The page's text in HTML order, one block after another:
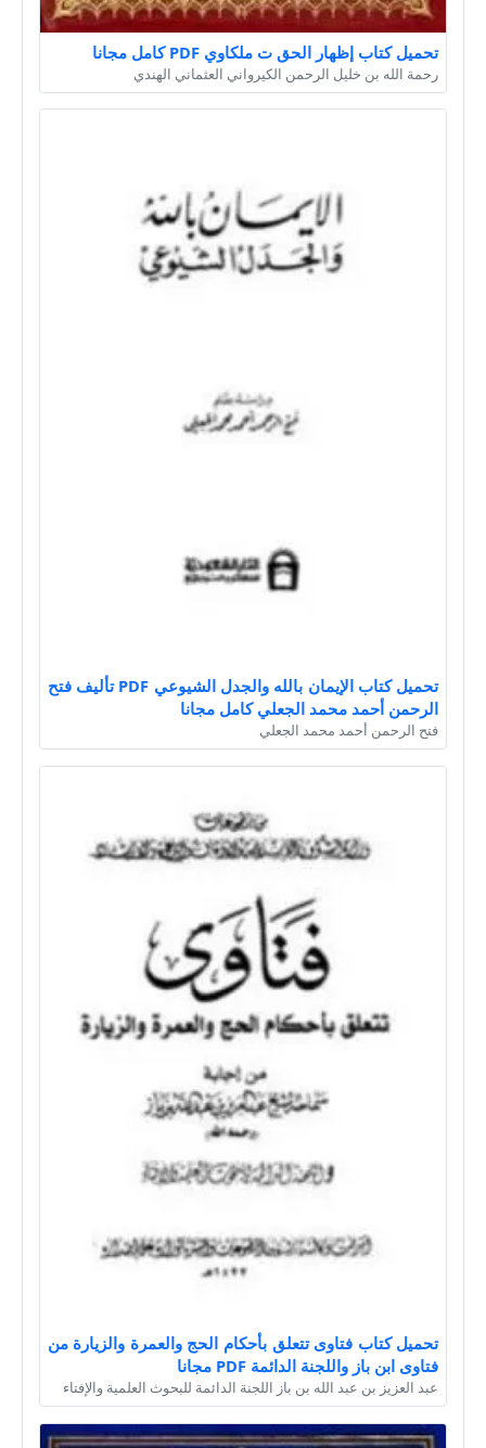
تحميل كتاب إظهار الحق ت ملكاوي PDF كامل مجانا
رحمة الله بن خليل الرحمن الكيرواني العثماني الهندي
تحميل كتاب الإيمان بالله والجدل الشيوعي PDF تأليف فتح
الرحمن أحمد محمد الجعلي كامل مجانا
فتح الرحمن أحمد محمد الجعلي
تحميل كتاب فتاوى تتعلق بأحكام الحج والعمرة والزيارة من
فتاوى ابن باز واللجنة الدائمة PDF مجانا
عبد العزيز بن عبد الله بن باز اللجنة الدائمة للبحوث العلمية والإفتاء